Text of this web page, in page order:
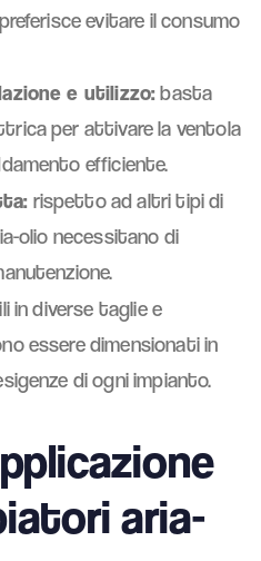
evitare il consumo
e utilizzo:basta
per attivare la ventola
efficiente.
rispetto ad altri tipi di
olio necessitano di
in diverse taglie e
essere dimensionati in
di ogni impianto.
aria-